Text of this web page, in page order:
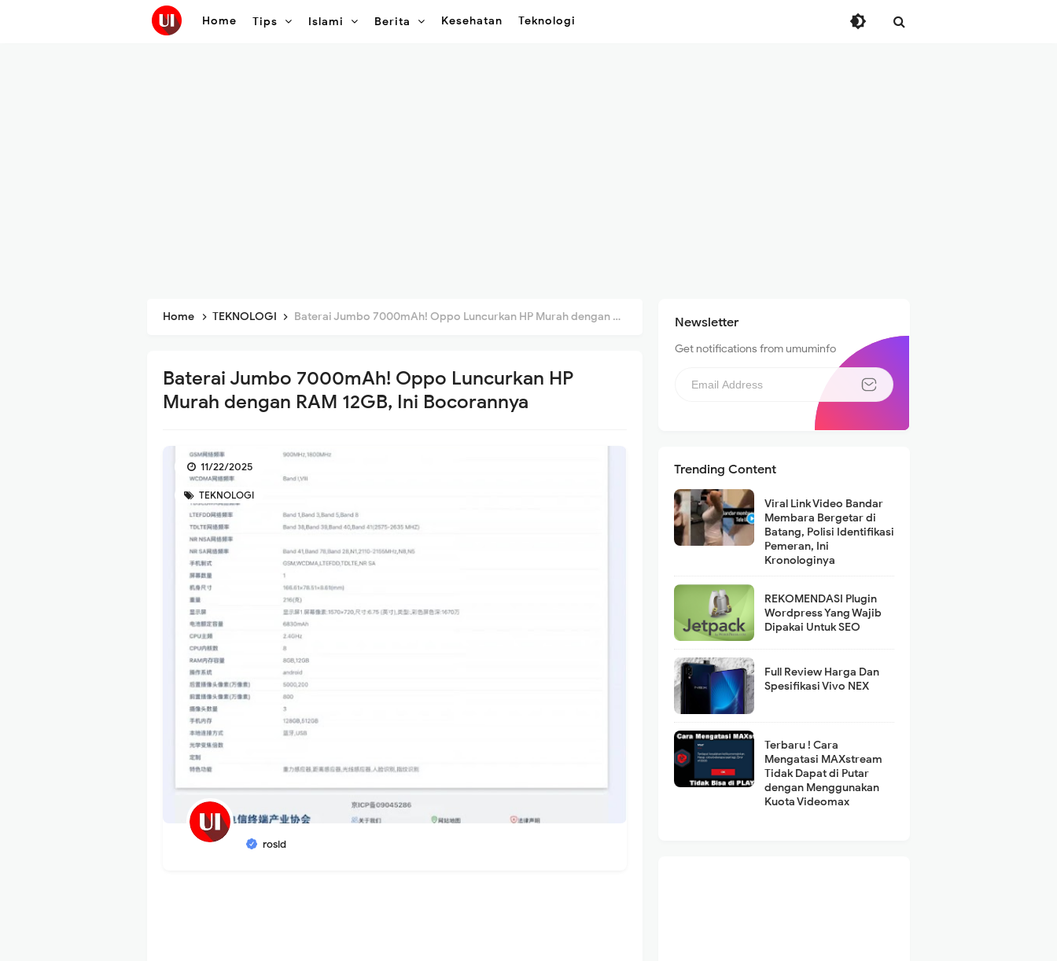
Home Tips Islami Berita Kesehatan Teknologi
Home TEKNOLOGI Baterai Jumbo 7000mAh! Oppo Luncurkan HP Murah dengan RAM 12GB, Ini Bocorannya
Baterai Jumbo 7000mAh! Oppo Luncurkan HP
Murah dengan RAM 12GB, Ini Bocorannya
TEKNOLOGI
rosid
11/22/2025
Newsletter
Get notifications from umuminfo
Trending Content
Viral Link Video Bandar
Membara Bergetar di
Batang, Polisi Identifikasi
Pemeran, Ini
Kronologinya
REKOMENDASI Plugin
Wordpress Yang Wajib
Dipakai Untuk SEO
Full Review Harga Dan
Spesifikasi Vivo NEX
Terbaru ! Cara
Mengatasi MAXstream
Tidak Dapat di Putar
dengan Menggunakan
Kuota Videomax